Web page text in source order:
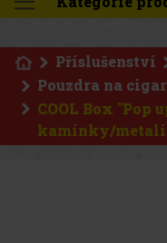
Příslušenství
Pouzdra na
COOL Box "Pop
kamínky/